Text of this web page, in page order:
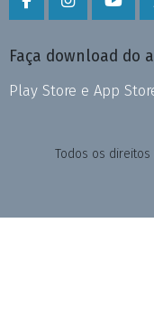
Faça download do
Play Store e App
Todos os